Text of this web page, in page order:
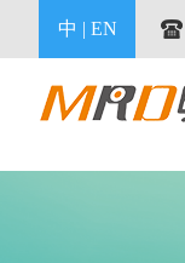
中 | EN